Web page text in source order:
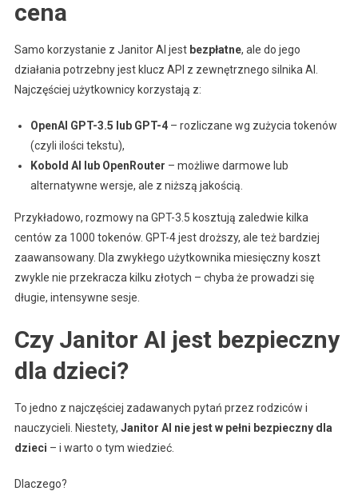
cena
Samo korzystanie z Janitor AI jest bezpłatne, ale do jego
działania potrzebny jest klucz API z zewnętrznego silnika AI.
Najczęściej użytkownicy korzystają z:
OpenAI GPT-3.5 lub GPT-4– rozliczane wg zużycia tokenów
(czyli ilości tekstu),
Kobold AI lub OpenRouter – możliwe darmowe lub
alternatywne wersje, ale z niższą jakością.
Przykładowo, rozmowy na GPT-3.5 kosztują zaledwie kilka
centów za 1000 tokenów. GPT-4 jest droższy, ale też bardziej
zaawansowany. Dla zwykłego użytkownika miesięczny koszt
zwykle nie przekracza kilku złotych – chyba że prowadzi się
długie, intensywne sesje.
Czy Janitor AI jest bezpieczny
dla dzieci?
To jedno z najczęściej zadawanych pytań przez rodziców i
nauczycieli. Niestety, Janitor AI nie jest w pełni bezpieczny dla
dzieci – i warto o tym wiedzieć.
Dlaczego?